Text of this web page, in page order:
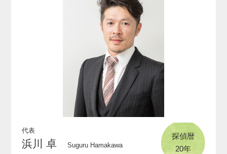
代表
浜川 卓 Suguru Hamakawa
探偵暦
20年